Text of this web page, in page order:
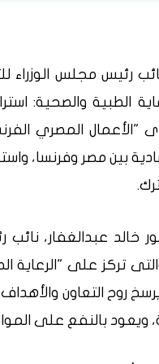
رئيس مجلس الوزراء
الطبية والصحية:
المصري
بين مصر وفرنسا،
عبدالغفار، نائب
تركز على "الرعاية
روح التعاون
ويعود بالنفع على